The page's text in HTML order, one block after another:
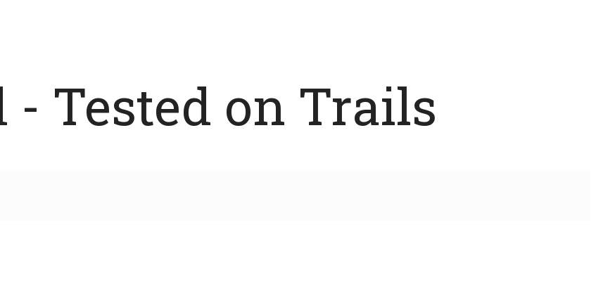
- Tested on Trails